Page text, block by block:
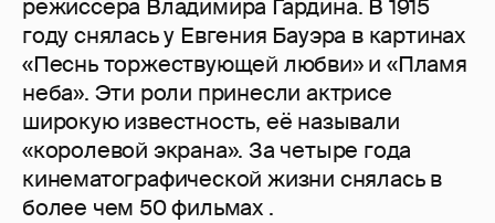
режиссёра Владимира Гардина. В 1915
году снялась у Евгения Бауэра в картинах
«Песнь торжествующей любви» и «Пламя
неба». Эти роли принесли актрисе
широкую известность, её называли
«королевой экрана». За четыре года
кинематографической жизни снялась в
более чем 50 фильмах .